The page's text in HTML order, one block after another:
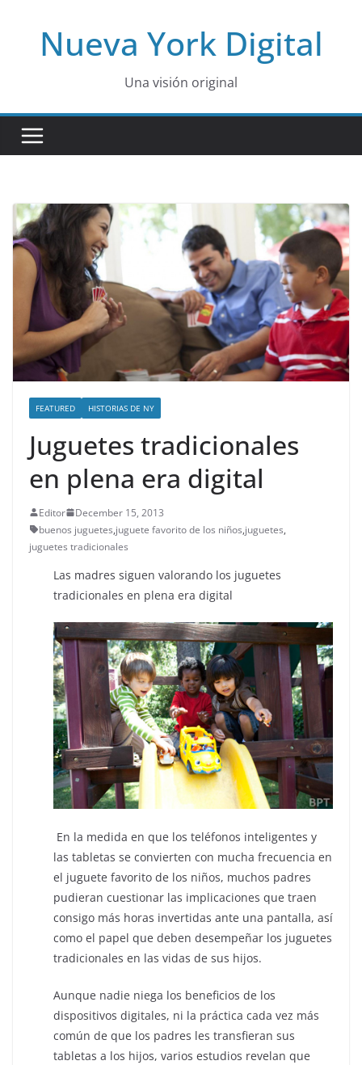
contentNueva York Digital
Una visión original
FEATURED HISTORIAS DE NY
Juguetes tradicionales
en plena era digital
Editor
December 15, 2013
buenos juguetes,juguete favorito de los niños,juguetes,
juguetes tradicionales
Las madres siguen valorando los juguetes
tradicionales en plena era digital
En la medida en que los teléfonos inteligentes y
las tabletas se convierten con mucha frecuencia en
el juguete favorito de los niños, muchos padres
pudieran cuestionar las implicaciones que traen
consigo más horas invertidas ante una pantalla, así
como el papel que deben desempeñar los juguetes
tradicionales en las vidas de sus hijos.
Aunque nadie niega los beneficios de los
dispositivos digitales, ni la práctica cada vez más
común de que los padres les transfieran sus
tabletas a los hijos, varios estudios revelan que